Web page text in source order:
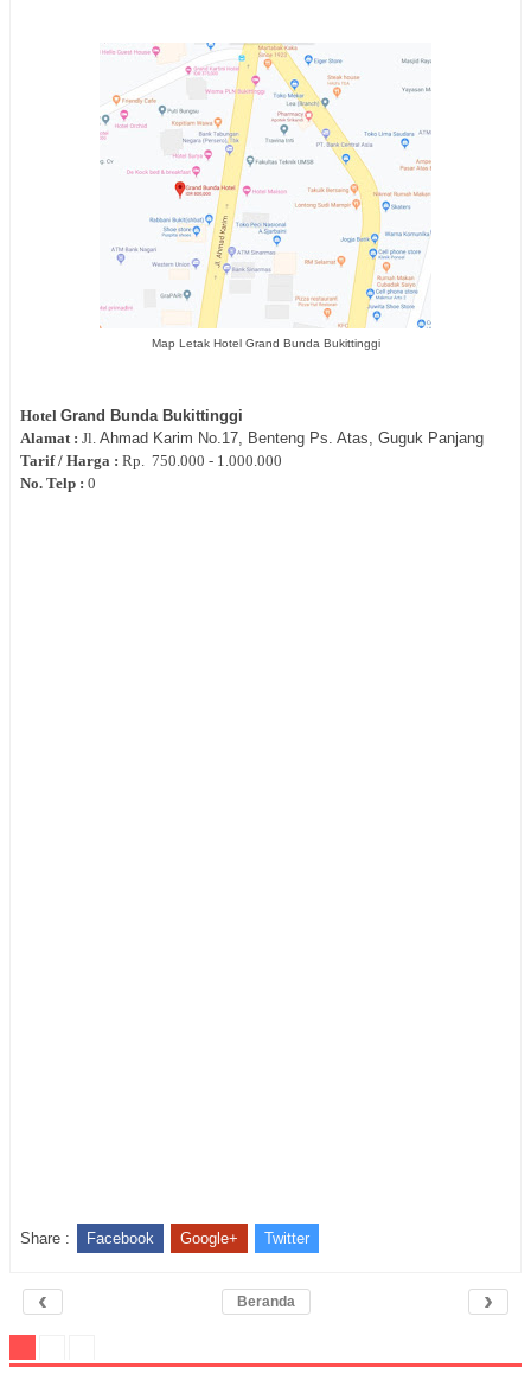
Map Letak Hotel Grand Bunda Bukittinggi
Hotel Grand Bunda Bukittinggi
Alamat : Jl. Ahmad Karim No.17, Benteng Ps. Atas, Guguk Panjang
Tarif / Harga : Rp. 750.000 - 1.000.000
No. Telp : 0
Share : Facebook Google+ Twitter
‹ ›
Beranda